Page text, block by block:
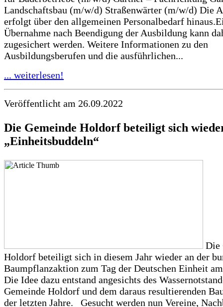
Landschaftsbau (m/w/d) Straßenwärter (m/w/d) Die
erfolgt über den allgemeinen Personalbedarf
Übernahme nach Beendigung der Ausbildung kann
zugesichert werden. Weitere Informationen zu den
Ausbildungsberufen und die ausführlichen...
... weiterlesen!
Veröffentlicht am 26.09.2022
Die Gemeinde Holdorf beteiligt sich
„Einheitsbuddeln“
Die
Holdorf beteiligt sich in diesem Jahr wieder an der
Baumpflanzaktion zum Tag der Deutschen Einheit
Die Idee dazu entstand angesichts des
Gemeinde Holdorf und dem daraus resultierenden
der letzten Jahre. Gesucht werden nun Vereine,